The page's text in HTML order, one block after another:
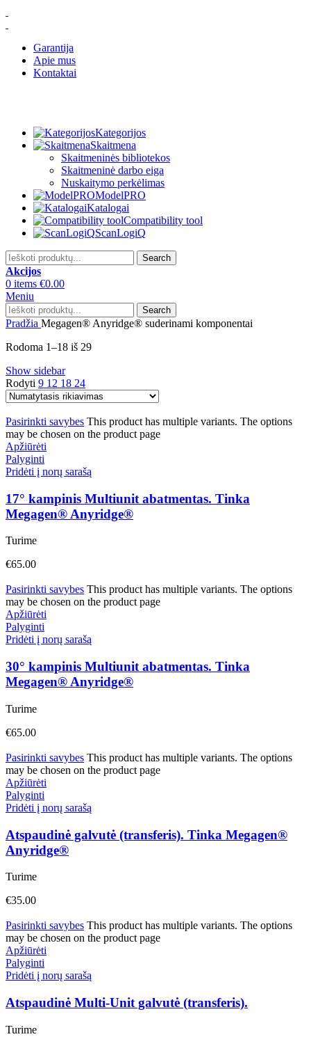
Garantija
Apie mus
Kontaktai
Kategorijos
Skaitmena
Skaitmeninės bibliotekos
Skaitmeninė darbo eiga
Nuskaitymo perkėlimas
ModelPRO
Katalogai
Compatibility tool
ScanLogiQ
Search
Akcijos
0 items €0.00
Meniu
Search
Pradžia Megagen® Anyridge® suderinami komponentai
Rodoma 1–18 iš 29
Show sidebar
Rodyti 9 12 18 24
Pasirinkti savybes This product has multiple variants. The options
may be chosen on the product page
Apžiūrėti
Palyginti
Pridėti į norų sarašą
17° kampinis Multiunit abatmentas. Tinka
Megagen® Anyridge®
Turime
€65.00
Pasirinkti savybes This product has multiple variants. The options
may be chosen on the product page
Apžiūrėti
Palyginti
Pridėti į norų sarašą
30° kampinis Multiunit abatmentas. Tinka
Megagen® Anyridge®
Turime
€65.00
Pasirinkti savybes This product has multiple variants. The options
may be chosen on the product page
Apžiūrėti
Palyginti
Pridėti į norų sarašą
Atspaudinė galvutė (transferis). Tinka Megagen®
Anyridge®
Turime
€35.00
Pasirinkti savybes This product has multiple variants. The options
may be chosen on the product page
Apžiūrėti
Palyginti
Pridėti į norų sarašą
Atspaudinė Multi-Unit galvutė (transferis).
Turime